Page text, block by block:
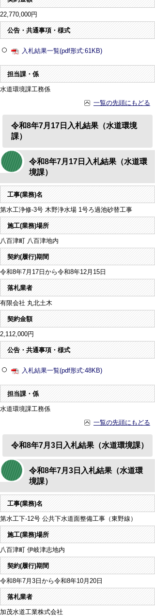
22,770,000円
公告・共通事項・様式
入札結果一覧(pdf形式:61KB)
担当課・係
水道環境課工務係
一覧の先頭にもどる
令和8年7月17日入札結果（水道環境
課）
令和8年7月17日入札結果（水道環
境課）
工事(業務)名
第水工浄修-3号 木野浄水場 1号ろ過池砂替工事
施工(業務)場所
八百津町 八百津地内
契約(履行)期間
令和8年7月17日から令和8年12月15日
落札業者
有限会社 丸北土木
契約金額
2,112,000円
公告・共通事項・様式
入札結果一覧(pdf形式:48KB)
担当課・係
水道環境課工務係
一覧の先頭にもどる
令和8年7月3日入札結果（水道環境課）
令和8年7月3日入札結果（水道環
境課）
工事(業務)名
第水工下-12号 公共下水道面整備工事（東野線）
施工(業務)場所
八百津町 伊岐津志地内
契約(履行)期間
令和8年7月3日から令和8年10月20日
落札業者
加茂水道工業株式会社